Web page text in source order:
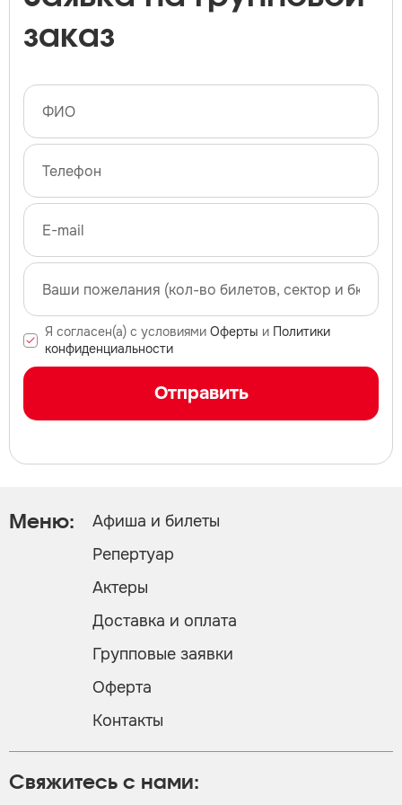
заказ
Я согласен(а) с условиями Оферты и Политики
конфиденциальности
Отправить
Свяжитесь с нами:
Меню:
Афиша и билеты
Репертуар
Актеры
Доставка и оплата
Групповые заявки
Оферта
Контакты